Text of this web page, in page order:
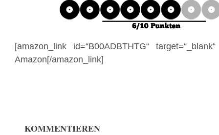
[amazon_link id=“B00ADBTHTG“
Amazon[/amazon_link]
KOMMENTIEREN